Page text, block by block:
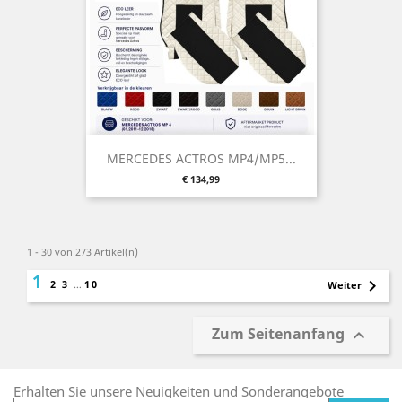
MERCEDES ACTROS MP4/MP5...
Preis
€ 134,99
1 - 30 von 273 Artikel(n)
1 2 3 … 10 Weiter 
Zum Seitenanfang 
Erhalten Sie unsere Neuigkeiten und Sonderangebote